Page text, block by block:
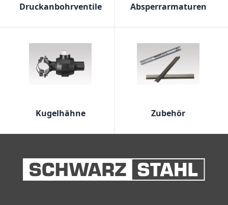
Druckanbohrventile Absperrarmaturen
Kugelhähne Zubehör